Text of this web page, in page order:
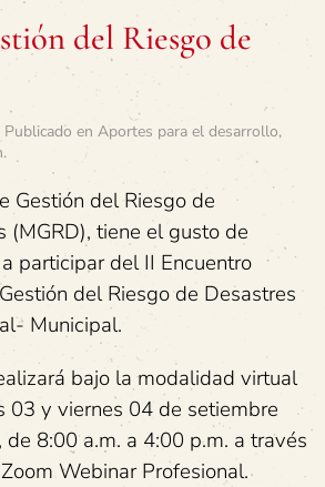
del Riesgo de
Publicado en Aportes para el desarrollo,
.
Gestión del Riesgo de
(MGRD), tiene el gusto de
participar del II Encuentro
del Riesgo de Desastres
Municipal.
bajo la modalidad virtual
03 y viernes 04 de setiembre
8:00 a.m. a 4:00 p.m. a través
Webinar Profesional.